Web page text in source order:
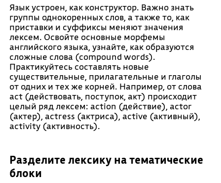
Язык устроен, как конструктор. Важно знать
группы однокоренных слов, а также то, как
приставки и суффиксы меняют значения
лексем. Освойте основные морфемы
английского языка, узнайте, как образуются
сложные слова (compound words).
Практикуйтесь составлять новые
существительные, прилагательные и глаголы
от одних и тех же корней. Например, от слова
act (действовать, поступок, акт) происходит
целый ряд лексем: action (действие), actor
(актер), actress (актриса), active (активный),
activity (активность).
Разделите лексику на тематические
блоки